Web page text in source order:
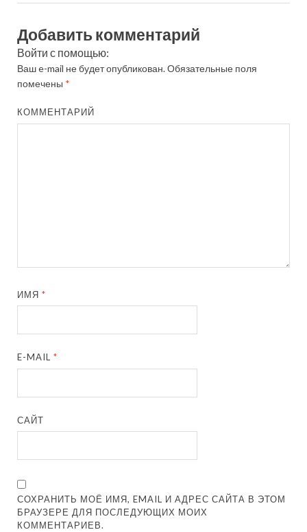
Добавить комментарий
Войти с помощью:
Ваш e-mail не будет опубликован.Обязательные поля
помечены *
КОММЕНТАРИЙ
ИМЯ*
E-MAIL*
САЙТ
СОХРАНИТЬ МОЁ ИМЯ, EMAIL И АДРЕС САЙТА В ЭТОМ
БРАУЗЕРЕ ДЛЯ ПОСЛЕДУЮЩИХ МОИХ
КОММЕНТАРИЕВ.